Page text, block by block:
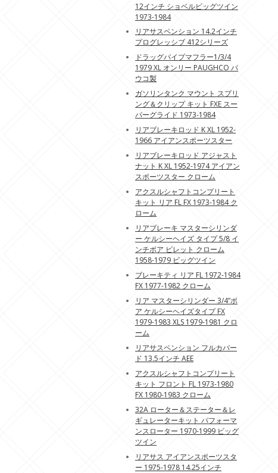
12インチ ショベルビッグツイン
1973-1984
リアサスペンション 14.2インチ
プログレッシブ 412シリーズ
ドラッグパイプマフラー1/3/4
1979 XL オンリー PAUGHCO パ
ウコ製
ガソリンタンク マウント スプリ
ング＆クリップ キット FXE スー
パーグライド 1973-1984
リアブレーキロッド K XL 1952-
1966 アイアンスポーツスター
リアブレーキロッド アジャスト
ナット K XL 1952-1974 アイアン
スポーツスター クローム
アクスルシャフトコンプリート
キット リア FL FX 1973-1984 ク
ローム
リアブレーキ マスターシリンダ
ー ケルシーヘイズ タイプ 5/8 イ
ンチボア ビレット クローム
1958-1979 ビッグツイン
ブレーキティ リア FL 1972-1984
FX 1977-1982 クローム
リア マスターシリンダー 3/4”ボ
ア ケルシーヘイズタイプ FX
1979-1983 XLS 1979-1981 クロ
ーム
リアサスペンション フルカバー
ド 13.5インチ AEE
アクスルシャフトコンプリート
キット フロント FL 1973-1980
FX 1980-1983 クローム
32A ローター＆ステーター＆レ
ギュレーターキット パフォーマ
ンスローター 1970-1999 ビッグ
ツイン
リアサス アイアンスポーツスタ
ー 1975-1978 14.25インチ